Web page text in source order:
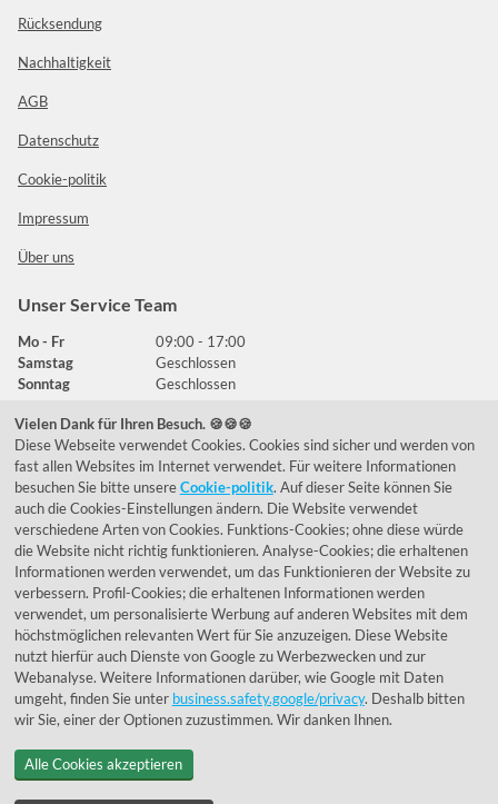
Rücksendung
Nachhaltigkeit
AGB
Datenschutz
Cookie-politik
Impressum
Über uns
Unser Service Team
Mo - Fr
09:00 - 17:00
Samstag
Geschlossen
Sonntag
Geschlossen
Häufig gestellte Fragen
039292 - 678215
de@lumidora.com
FacebookInstagram
Kundenmeinungen
Exzellent - eKomi.de
Vielen Dank für Ihren Besuch. 🍪🍪🍪
Diese Webseite verwendet Cookies. Cookies sind sicher und werden von
fast allen Websites im Internet verwendet. Für weitere Informationen
besuchen Sie bitte unsereCookie-politik. Auf dieser Seite können Sie
auch die Cookies-Einstellungen ändern. Die Website verwendet
verschiedene Arten von Cookies. Funktions-Cookies; ohne diese würde
die Website nicht richtig funktionieren. Analyse-Cookies; die erhaltenen
Informationen werden verwendet, um das Funktionieren der Website zu
verbessern. Profil-Cookies; die erhaltenen Informationen werden
verwendet, um personalisierte Werbung auf anderen Websites mit dem
höchstmöglichen relevanten Wert für Sie anzuzeigen. Diese Website
nutzt hierfür auch Dienste von Google zu Werbezwecken und zur
Webanalyse. Weitere Informationen darüber, wie Google mit Daten
umgeht, finden Sie unter business.safety.google/privacy. Deshalb bitten
wir Sie, einer der Optionen zuzustimmen. Wir danken Ihnen.
Alle Cookies akzeptieren